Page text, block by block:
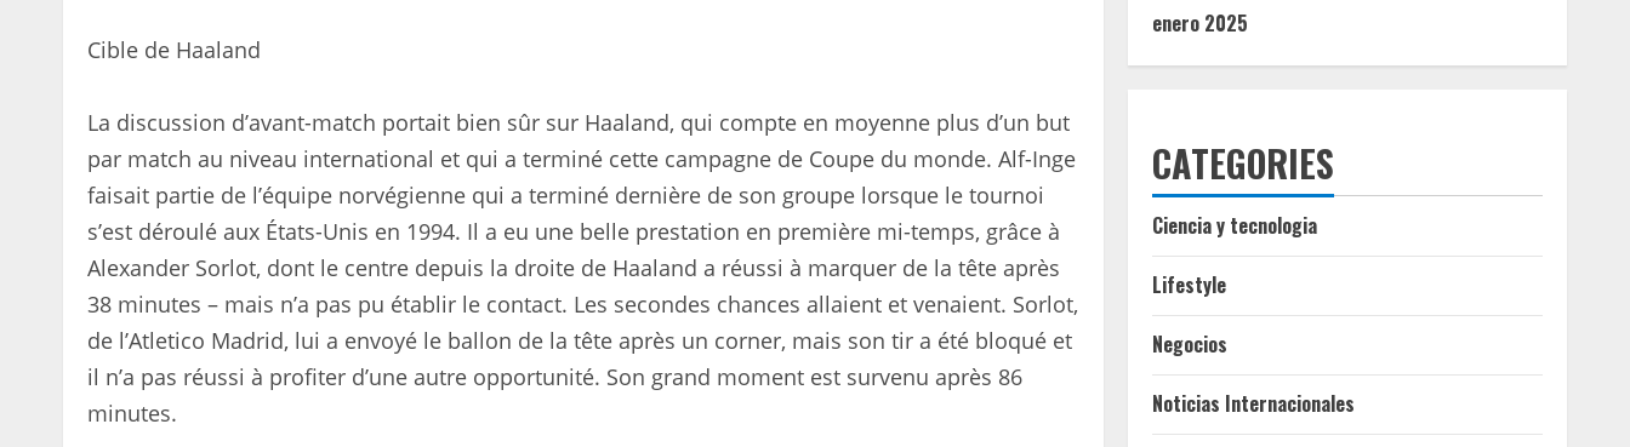
Cible de Haaland
La discussion d’avant-match portait bien sûr sur Haaland, qui compte en moyenne plus d’un but
par match au niveau international et qui a terminé cette campagne de Coupe du monde. Alf-Inge
faisait partie de l’équipe norvégienne qui a terminé dernière de son groupe lorsque le tournoi
s’est déroulé aux États-Unis en 1994. Il a eu une belle prestation en première mi-temps, grâce à
Alexander Sorlot, dont le centre depuis la droite de Haaland a réussi à marquer de la tête après
38 minutes – mais n’a pas pu établir le contact. Les secondes chances allaient et venaient. Sorlot,
de l’Atletico Madrid, lui a envoyé le ballon de la tête après un corner, mais son tir a été bloqué et
il n’a pas réussi à profiter d’une autre opportunité. Son grand moment est survenu après 86
minutes.
enero 2025
CATEGORIES
Ciencia y tecnologia
Lifestyle
Negocios
Noticias Internacionales